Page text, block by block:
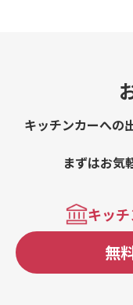
コレートココア、
ンアルコール）、
キッチンカーへの
まずはお気
キッ
無